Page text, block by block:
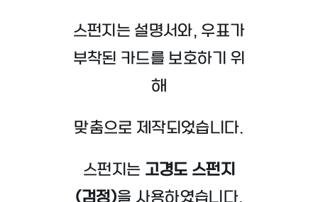
스펀지는 설명서와, 우표가
부착된 카드를 보호하기 위
해
맞춤으로 제작되었습니다.
스펀지는 고경도 스펀지
(검정)을 사용하였습니다.